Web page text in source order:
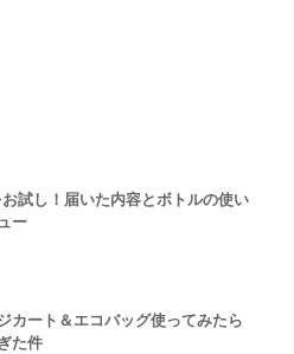
試し！届いた内容とボトルの使い
ー
カート＆エコバッグ使ってみたら
た件